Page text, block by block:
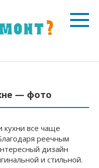
— фото
кухни все чаще
реечным
дизайн
и стильной.